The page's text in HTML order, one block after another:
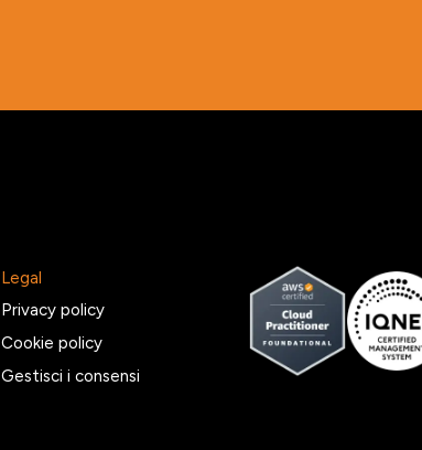
Legal
Privacy policy
Cookie policy
Gestisci i consensi